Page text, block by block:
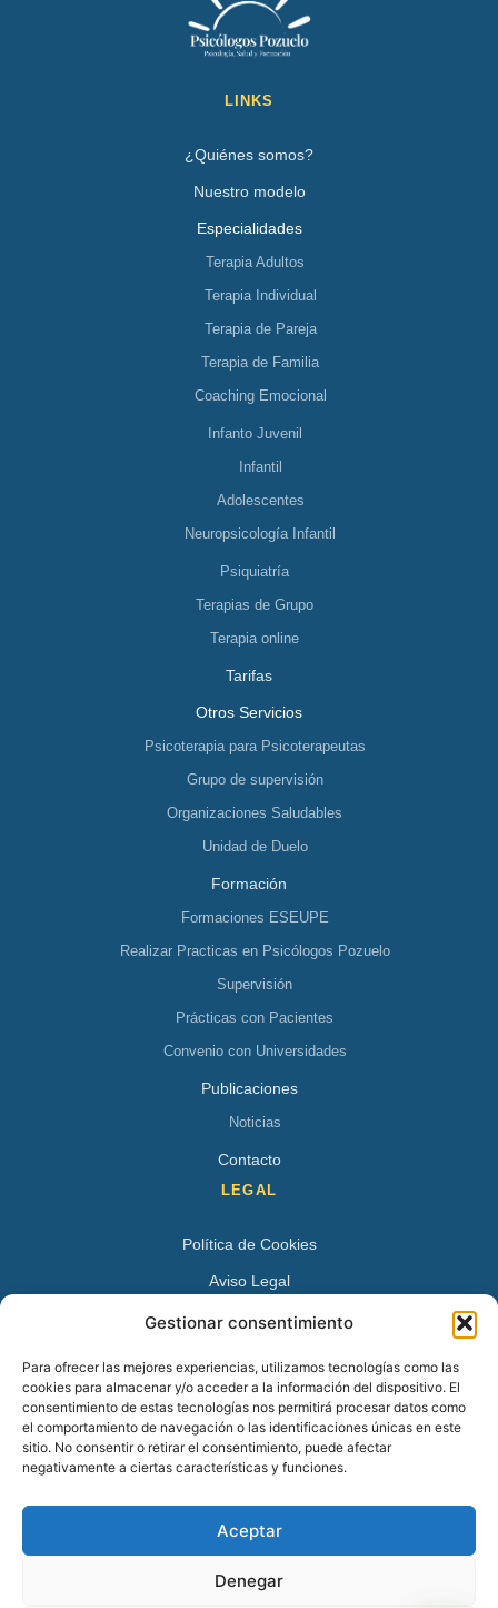
Gestionar consentimiento
Para ofrecer las mejores experiencias, utilizamos tecnologías como las
cookies para almacenar y/o acceder a la información del dispositivo. El
consentimiento de estas tecnologías nos permitirá procesar datos como
el comportamiento de navegación o las identificaciones únicas en este
sitio. No consentir o retirar el consentimiento, puede afectar
negativamente a ciertas características y funciones.
Aceptar
Denegar
LINKS
¿Quiénes somos?
Nuestro modelo
Especialidades
Terapia Adultos
Terapia Individual
Terapia de Pareja
Terapia de Familia
Coaching Emocional
Infanto Juvenil
Infantil
Adolescentes
Neuropsicología Infantil
Psiquiatría
Terapias de Grupo
Terapia online
Tarifas
Otros Servicios
Psicoterapia para Psicoterapeutas
Grupo de supervisión
Organizaciones Saludables
Unidad de Duelo
Formación
Formaciones ESEUPE
Realizar Practicas en Psicólogos Pozuelo
Supervisión
Prácticas con Pacientes
Convenio con Universidades
Publicaciones
Noticias
Contacto
LEGAL
Política de Cookies
Aviso Legal
Política de Privacidad
Avenida Juan XXIII 15 B 28224 – Pozuelo de Alarcón,
Madrid
Tel:+34 913527728
+34 669 83 48 45
info@psicologospozuelo.es